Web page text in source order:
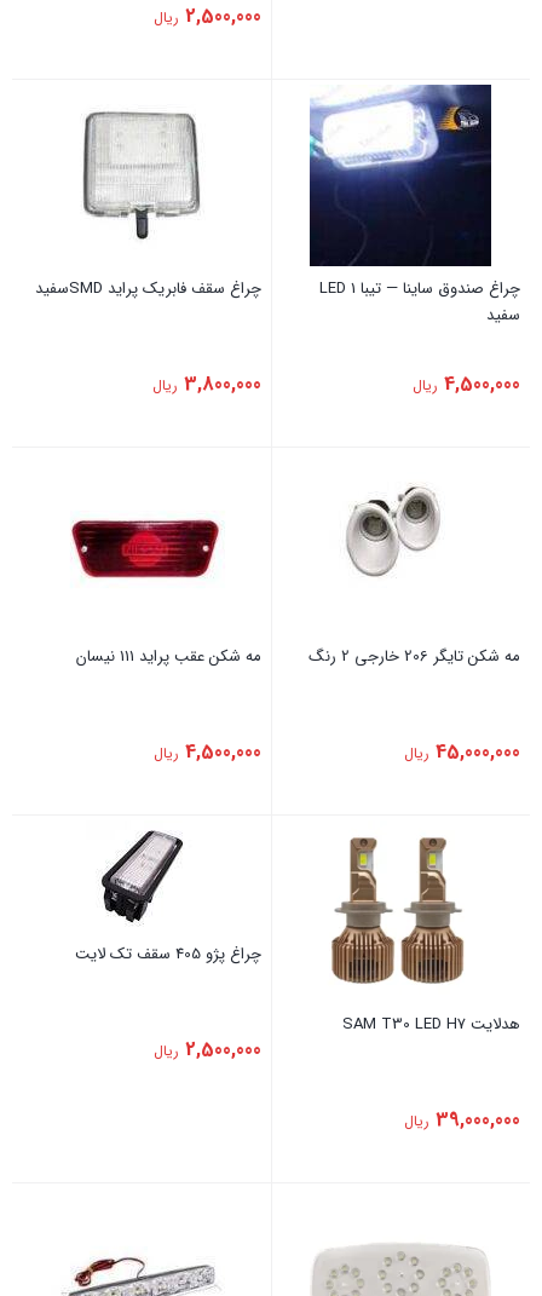
2,500,000 ریال
چراغ صندوق ساینا — تیبا 1 LED
سفید
4,500,000 ریال
چراغ سقف فابریک ‏پراید SMDسفید
3,800,000 ریال
مه شکن تایگر 206 خارجی 2 رنگ
45,000,000 ریال
‏مه شکن عقب ‏پراید ‏111 نیسان
4,500,000 ریال
هدلایت SAM T30 LED H7
39,000,000 ریال
چراغ پژو 405 سقف تک لایت
2,500,000 ریال